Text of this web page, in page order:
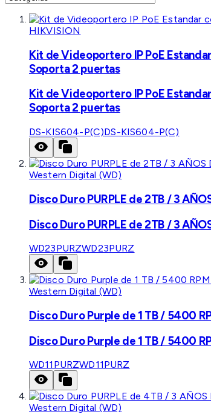
HIKVISION
Kit de Videoportero IP PoE
Soporta 2 puertas
Kit de Videoportero IP PoE
Soporta 2 puertas
DS-KIS604-P(C)DS-KIS604-P(C)
Western Digital (WD)
Disco Duro PURPLE de 2TB / 3
Disco Duro PURPLE de 2TB / 3
WD23PURZWD23PURZ
Western Digital (WD)
Disco Duro Purple de 1 TB / 5400
Disco Duro Purple de 1 TB / 5400
WD11PURZWD11PURZ
Western Digital (WD)